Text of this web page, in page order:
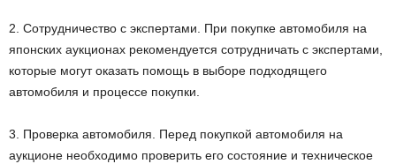
2. Сотрудничество с экспертами. При покупке автомобиля на
японских аукционах рекомендуется сотрудничать с экспертами,
которые могут оказать помощь в выборе подходящего
автомобиля и процессе покупки.
3. Проверка автомобиля. Перед покупкой автомобиля на
аукционе необходимо проверить его состояние и техническое